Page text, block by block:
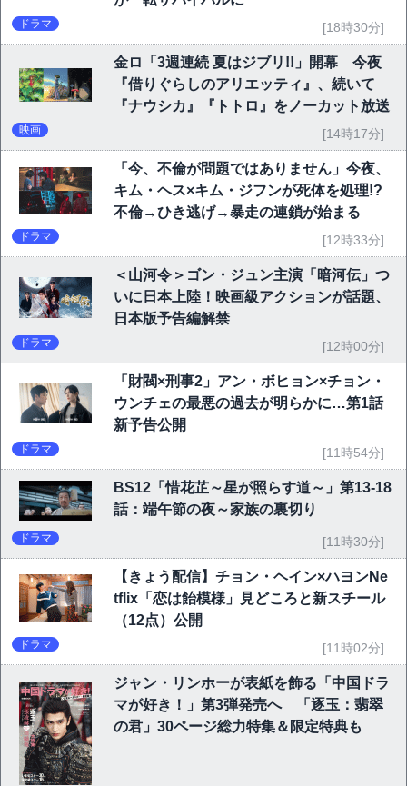
ドラマ [18時30分]
金ロ「3週連続 夏はジブリ!!」開幕 今夜
『借りぐらしのアリエッティ』、続いて
『ナウシカ』『トトロ』をノーカット放送
映画 [14時17分]
「今、不倫が問題ではありません」今夜、
キム・ヘス×キム・ジフンが死体を処理!?
不倫→ひき逃げ→暴走の連鎖が始まる
ドラマ [12時33分]
＜山河令＞ゴン・ジュン主演「暗河伝」つ
いに日本上陸！映画級アクションが話題、
日本版予告編解禁
ドラマ [12時00分]
「財閥×刑事2」アン・ボヒョン×チョン・
ウンチェの最悪の過去が明らかに…第1話
新予告公開
ドラマ [11時54分]
BS12「惜花芷～星が照らす道～」第13-18
話：端午節の夜～家族の裏切り
ドラマ [11時30分]
【きょう配信】チョン・ヘイン×ハヨンNe
tflix「恋は飴模様」見どころと新スチール
（12点）公開
ドラマ [11時02分]
ジャン・リンホーが表紙を飾る「中国ドラ
マが好き！」第3弾発売へ 「逐玉：翡翠
の君」30ページ総力特集＆限定特典も